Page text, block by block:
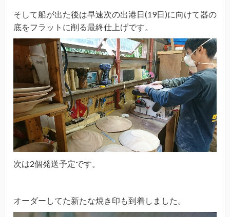
そして船が出た後は早速次の出港日(19日)に向けて器の
底をフラットに削る最終仕上げです。
次は2個発送予定です。
オーダーしてた新たな焼き印も到着しました。